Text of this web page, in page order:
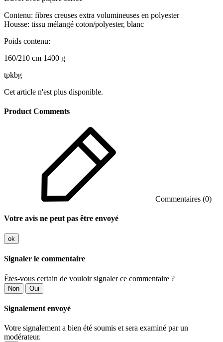
Contenu: fibres creuses extra volumineuses en polyester
Housse: tissu mélangé coton/polyester, blanc
Poids contenu:
160/210 cm 1400 g
tpkbg
Cet article n'est plus disponible.
Product Comments
Commentaires (0)
Votre avis ne peut pas être envoyé
ok
Signaler le commentaire
Êtes-vous certain de vouloir signaler ce commentaire ?
Non Oui
Signalement envoyé
Votre signalement a bien été soumis et sera examiné par un
modérateur.